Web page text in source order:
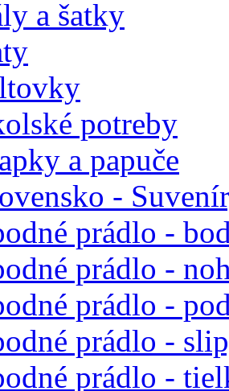
a šatky
potreby
a papuče
-
prádlo -
prádlo -
prádlo -
prádlo -
prádlo -